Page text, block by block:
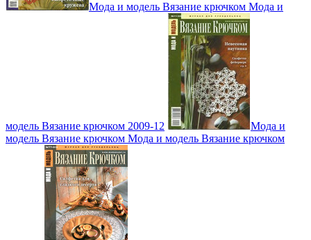
Мода и модель Вязание крючком Мода и
модель Вязание крючком 2009-12
Мода и
модель Вязание крючком Мода и модель Вязание крючком